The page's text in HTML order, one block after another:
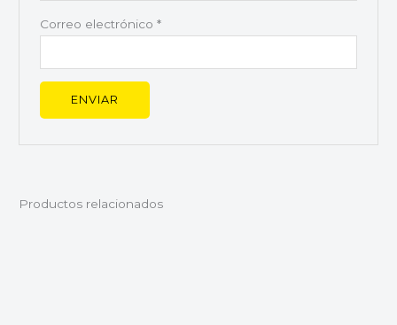
Correo electrónico *
Productos relacionados